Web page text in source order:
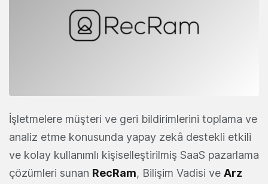
İşletmelere müşteri ve geri bildirimlerini toplama ve
analiz etme konusunda yapay zekâ destekli etkili
ve kolay kullanımlı kişiselleştirilmiş SaaS pazarlama
çözümleri sunan RecRam, Bilişim Vadisi ve Arz